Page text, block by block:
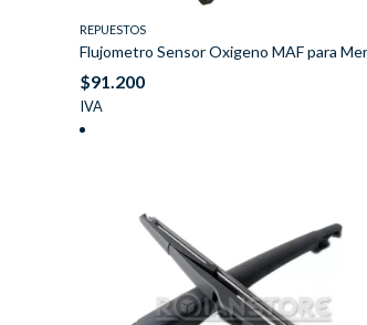
REPUESTOS
Flujometro Sensor Oxigeno MAF para
$91.200
IVA